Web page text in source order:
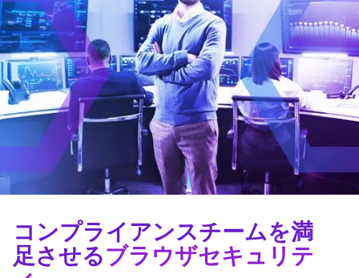
コンプライアンスチームを満
足させるブラウザセキュリテ